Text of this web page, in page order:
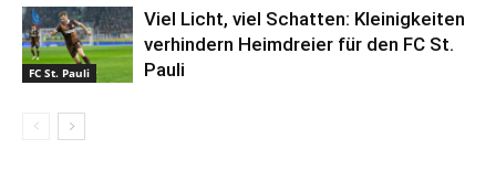
FC St. Pauli
Viel Licht, viel Schatten: Kleinigkeiten
verhindern Heimdreier für den FC St.
Pauli